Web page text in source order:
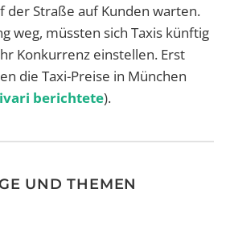
der Straße auf Kunden warten.
weg, müssten sich Taxis künftig
Konkurrenz einstellen. Erst
die Taxi-Preise in München
berichtete).
UND THEMEN